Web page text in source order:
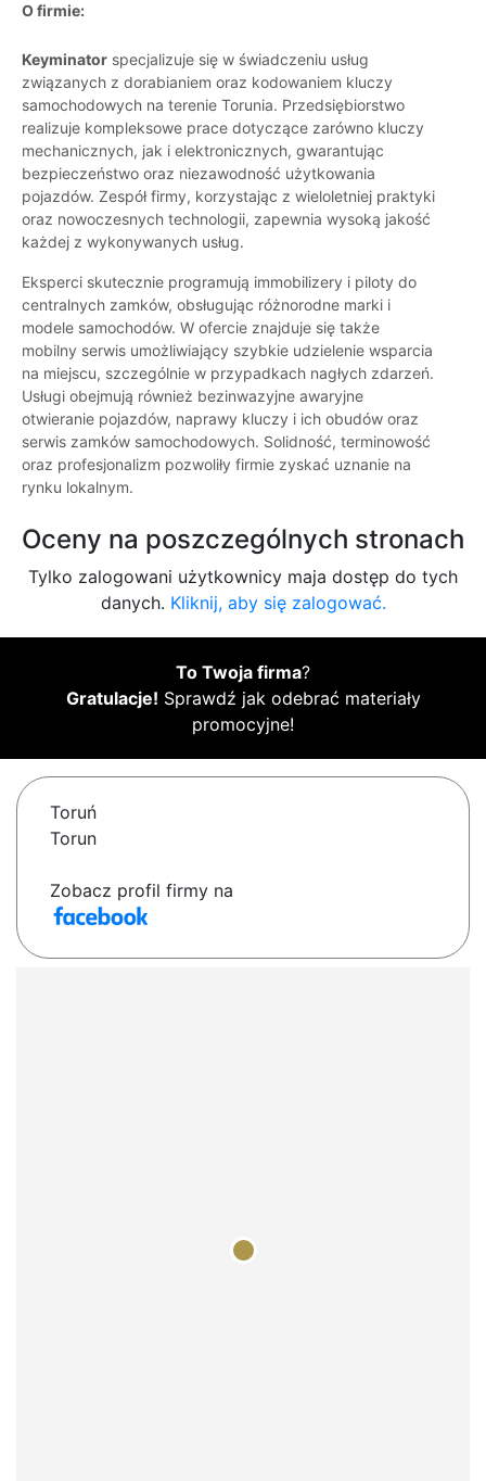
O firmie:
Keyminator specjalizuje się w świadczeniu usług
związanych z dorabianiem oraz kodowaniem kluczy
samochodowych na terenie Torunia. Przedsiębiorstwo
realizuje kompleksowe prace dotyczące zarówno kluczy
mechanicznych, jak i elektronicznych, gwarantując
bezpieczeństwo oraz niezawodność użytkowania
pojazdów. Zespół firmy, korzystając z wieloletniej praktyki
oraz nowoczesnych technologii, zapewnia wysoką jakość
każdej z wykonywanych usług.
Eksperci skutecznie programują immobilizery i piloty do
centralnych zamków, obsługując różnorodne marki i
modele samochodów. W ofercie znajduje się także
mobilny serwis umożliwiający szybkie udzielenie wsparcia
na miejscu, szczególnie w przypadkach nagłych zdarzeń.
Usługi obejmują również bezinwazyjne awaryjne
otwieranie pojazdów, naprawy kluczy i ich obudów oraz
serwis zamków samochodowych. Solidność, terminowość
oraz profesjonalizm pozwoliły firmie zyskać uznanie na
rynku lokalnym.
Oceny na poszczególnych stronach
Tylko zalogowani użytkownicy maja dostęp do tych
danych. Kliknij, aby się zalogować.
To Twoja firma?
Gratulacje! Sprawdź jak odebrać materiały
promocyjne!
Toruń
Torun
Zobacz profil firmy na